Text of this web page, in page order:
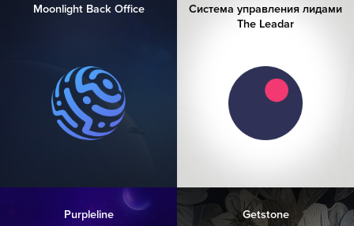
Moonlight Back Office
Система управления лидами
The Leadar
Purpleline Getstone